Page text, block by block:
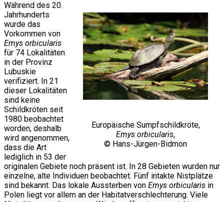
Europäische Sumpfschildkröte,
Emys orbicularis,
© Hans-Jürgen-Bidmon
Während des 20.
Jahrhunderts
wurde das
Vorkommen von
Emys orbicularis
für 74 Lokalitäten
in der Provinz
Lubuskie
verifiziert. In 21
dieser Lokalitäten
sind keine
Schildkröten seit
1980 beobachtet
worden, deshalb
wird angenommen,
dass die Art
lediglich in 53 der
originalen Gebiete noch präsent ist. In 28 Gebieten wurden nur
einzelne, alte Individuen beobachtet. Fünf intakte Nistplätze
sind bekannt. Das lokale Aussterben von Emys orbicularis in
Polen liegt vor allem an der Habitatverschlechterung. Viele